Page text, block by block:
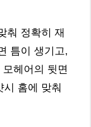
춰 정확히 재
틈이 생기고,
헤어의 뒷면
홈에 맞춰